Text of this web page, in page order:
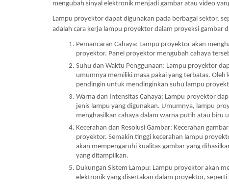
mengubah sinyal elektronik menjadi gambar atau video
Lampu proyektor dapat digunakan pada berbagai sektor,
adalah cara kerja lampu proyektor dalam proyeksi gambar
Pemancaran Cahaya: Lampu proyektor akan
proyektor. Panel proyektor mengubah cahaya
Suhu dan Waktu Penggunaan: Lampu proyektor
umumnya memiliki masa pakai yang terbatas.
pendingin untuk mendinginkan suhu lampu
Warna dan Intensitas Cahaya: Lampu proyektor
jenis lampu yang digunakan. Umumnya, lampu
menghasilkan cahaya dalam warna putih atau biru
Kecerahan dan Resolusi Gambar: Kecerahan
proyektor. Semakin tinggi kecerahan lampu
akan mempengaruhi kualitas gambar yang
yang ditampilkan.
Dukungan Sistem Lampu: Lampu proyektor akan
elektronik yang disertakan dalam proyektor,